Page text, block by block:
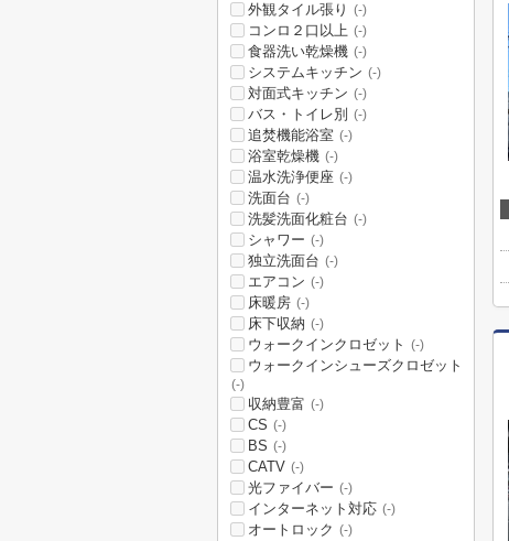
外観タイル張り (-)
コンロ２口以上 (-)
食器洗い乾燥機 (-)
システムキッチン (-)
対面式キッチン (-)
バス・トイレ別 (-)
追焚機能浴室 (-)
浴室乾燥機 (-)
温水洗浄便座 (-)
洗面台 (-)
洗髪洗面化粧台 (-)
シャワー (-)
独立洗面台 (-)
エアコン (-)
床暖房 (-)
床下収納 (-)
ウォークインクロゼット (-)
ウォークインシューズクロゼット
(-)
収納豊富 (-)
CS (-)
BS (-)
CATV (-)
光ファイバー (-)
インターネット対応 (-)
オートロック (-)